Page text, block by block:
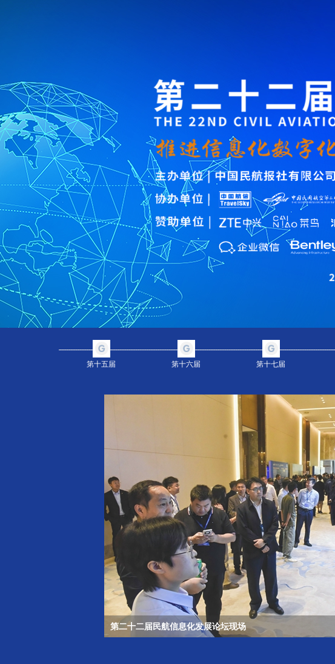
第十五届 第十六届 第十七届
第二十二届民航信息化发展论坛现场